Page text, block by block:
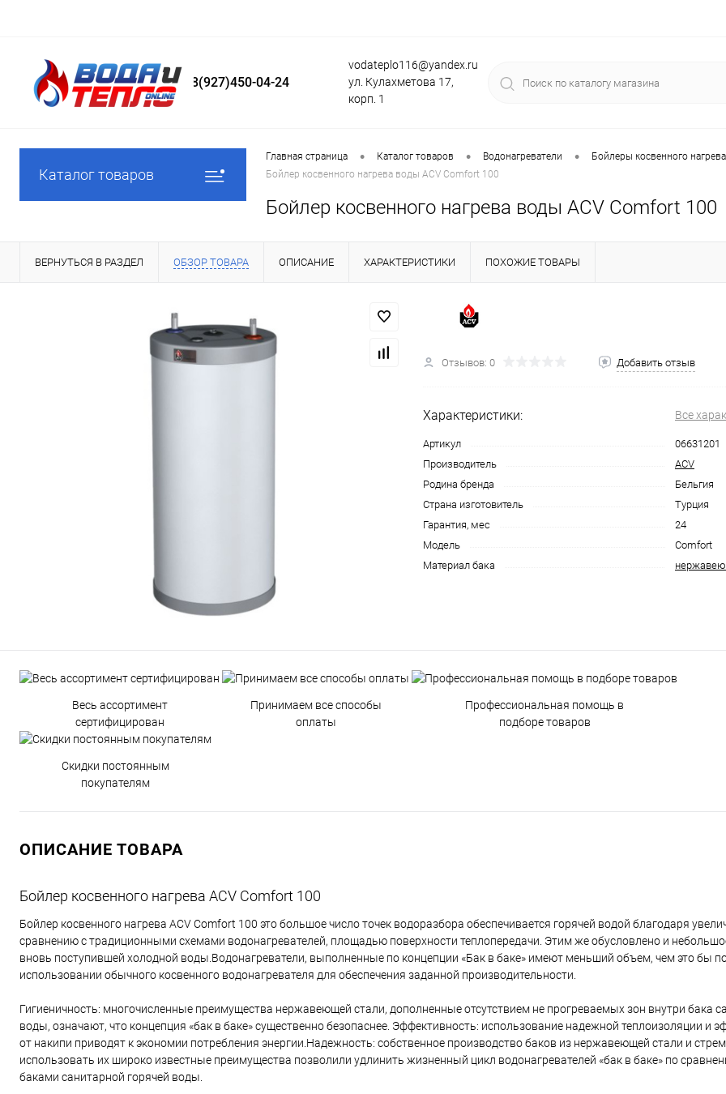
8(927)450-04-24
vodateplo116@yandex.ru
ул. Кулахметова 17,
корп. 1
Каталог товаров
Главная страница • Каталог товаров • Водонагреватели •
Бойлеры косвенного
Бойлер косвенного нагрева воды ACV Comfort 100
Бойлер косвенного нагрева воды ACV Comfort 100
ВЕРНУТЬСЯ В РАЗДЕЛ ОБЗОР ТОВАРА ОПИСАНИЕ ХАРАКТЕРИСТИКИ ПОХОЖИЕ ТОВАРЫ
Отзывов: 0 Добавить отзыв
Характеристики: Все
Артикул
06631201
Производитель
ACV
Родина бренда
Бельгия
Страна изготовитель
Турция
Гарантия, мес
24
Модель
Comfort
Материал бака
Весь ассортимент
сертифицирован
Принимаем все способы
оплаты
Профессиональная помощь в
подборе товаров
Скидки постоянным
покупателям
ОПИСАНИЕ ТОВАРА
Бойлер косвенного нагрева ACV Comfort 100
Бойлер косвенного нагрева ACV Comfort 100 это большое число точек водоразбора обеспечивается горячей водой благодаря
сравнению с традиционными схемами водонагревателей, площадью поверхности теплопередачи. Этим же обусловлено и
вновь поступившей холодной воды.Водонагреватели, выполненные по концепции «Бак в баке» имеют меньший объем, чем это бы
использовании обычного косвенного водонагревателя для обеспечения заданной производительности.
Гигиеничность: многочисленные преимущества нержавеющей стали, дополненные отсутствием не прогреваемых зон внутри бака
воды, означают, что концепция «бак в баке» существенно безопаснее. Эффективность: использование надежной теплоизоляции и
от накипи приводят к экономии потребления энергии.Надежность: собственное производство баков из нержавеющей стали и
использовать их широко известные преимущества позволили удлинить жизненный цикл водонагревателей «бак в баке» по
баками санитарной горячей воды.